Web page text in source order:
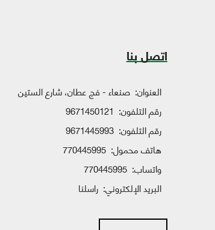
اتصل بنا
العنوان: صنعاء - فج عطان، شارع الستين
رقم التلفون: 9671450121
رقم التلفون: 9671445993
هاتف محمول: 770445995
واتساب: 770445995
البريد الإلكتروني: راسلنا